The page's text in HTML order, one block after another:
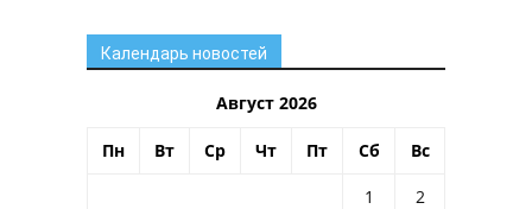
Календарь новостей
Август 2026
Пн Вт Ср Чт Пт Сб Вс
1
2